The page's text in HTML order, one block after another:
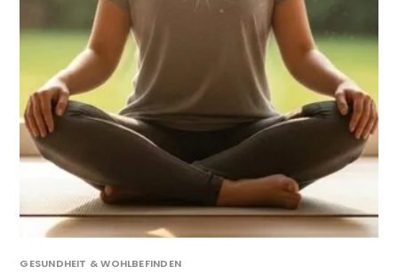
GESUNDHEIT & WOHLBEFINDEN